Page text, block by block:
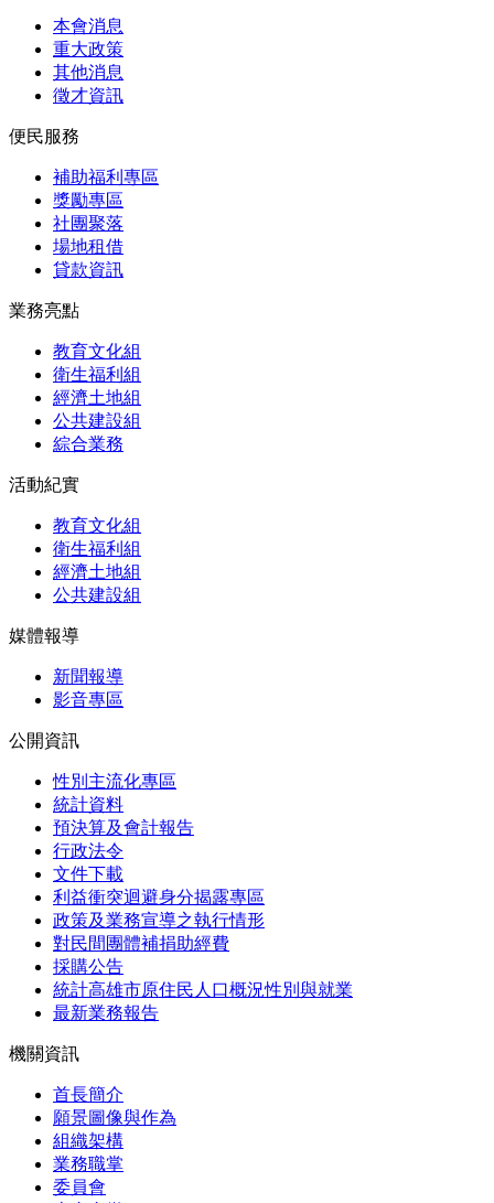
本會消息
重大政策
其他消息
徵才資訊
便民服務
補助福利專區
獎勵專區
社團聚落
場地租借
貸款資訊
業務亮點
教育文化組
衛生福利組
經濟土地組
公共建設組
綜合業務
活動紀實
教育文化組
衛生福利組
經濟土地組
公共建設組
媒體報導
新聞報導
影音專區
公開資訊
性別主流化專區
統計資料
預決算及會計報告
行政法令
文件下載
利益衝突迴避身分揭露專區
政策及業務宣導之執行情形
對民間團體補捐助經費
採購公告
統計高雄市原住民人口概況性別與就業
最新業務報告
機關資訊
首長簡介
願景圖像與作為
組織架構
業務職掌
委員會